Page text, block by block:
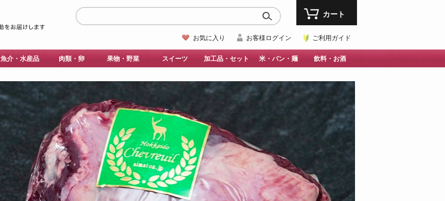
お気に入り お客様ログイン ご利用ガイド
カート
魚介・水産品 肉類・卵 果物・野菜 スイーツ 加工品・セット 米・パン・麺 飲料・お酒